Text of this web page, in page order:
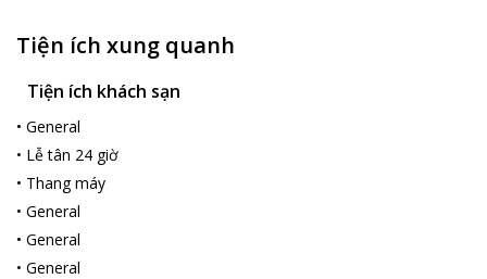
Tiện ích xung quanh
Tiện ích khách sạn
• General
• Lễ tân 24 giờ
• Thang máy
• General
• General
• General